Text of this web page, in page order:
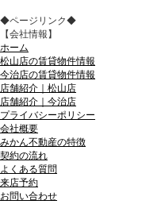
◆ページリンク◆
【会社情報】
ホーム
松山店の賃貸物件情報
今治店の賃貸物件情報
店舗紹介｜松山店
店舗紹介｜今治店
プライバシーポリシー
会社概要
みかん不動産の特徴
契約の流れ
よくある質問
来店予約
お問い合わせ